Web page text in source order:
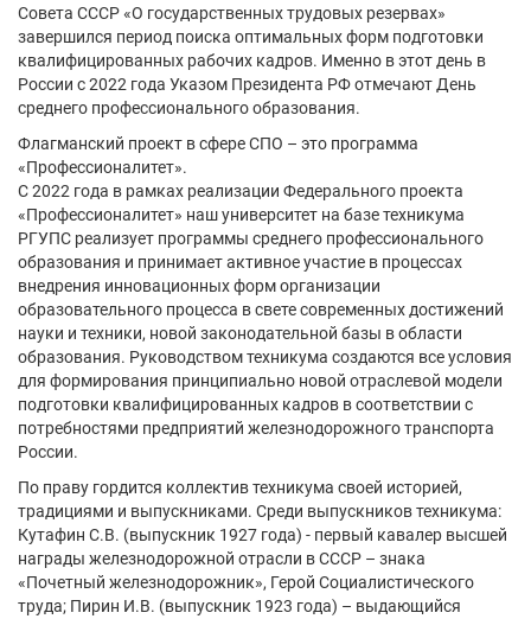
Совета СССР «О государственных трудовых резервах»
завершился период поиска оптимальных форм подготовки
квалифицированных рабочих кадров. Именно в этот день в
России с 2022 года Указом Президента РФ отмечают День
среднего профессионального образования.
Флагманский проект в сфере СПО – это программа
«Профессионалитет».
С 2022 года в рамках реализации Федерального проекта
«Профессионалитет» наш университет на базе техникума
РГУПС реализует программы среднего профессионального
образования и принимает активное участие в процессах
внедрения инновационных форм организации
образовательного процесса в свете современных достижений
науки и техники, новой законодательной базы в области
образования. Руководством техникума создаются все условия
для формирования принципиально новой отраслевой модели
подготовки квалифицированных кадров в соответствии с
потребностями предприятий железнодорожного транспорта
России.
По праву гордится коллектив техникума своей историей,
традициями и выпускниками. Среди выпускников техникума:
Кутафин С.В. (выпускник 1927 года) - первый кавалер высшей
награды железнодорожной отрасли в СССР – знака
«Почетный железнодорожник», Герой Социалистического
труда; Пирин И.В. (выпускник 1923 года) – выдающийся